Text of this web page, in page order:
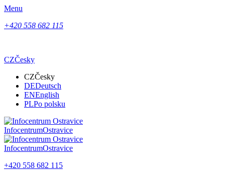
Menu
+420 558 682 115
CZČesky
CZČesky
DEDeutsch
ENEnglish
PLPo polsku
InfocentrumOstravice
InfocentrumOstravice
+420 558 682 115